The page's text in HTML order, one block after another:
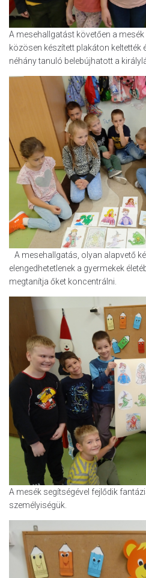
A mesehallgatást követően a
közösen készített plakáton keltették
néhány tanuló belebújhatott a
A mesehallgatás, olyan alapvető
elengedhetetlenek a gyermekek
megtanítja őket koncentrálni.
A mesék segítségével fejlődik
személyiségük.